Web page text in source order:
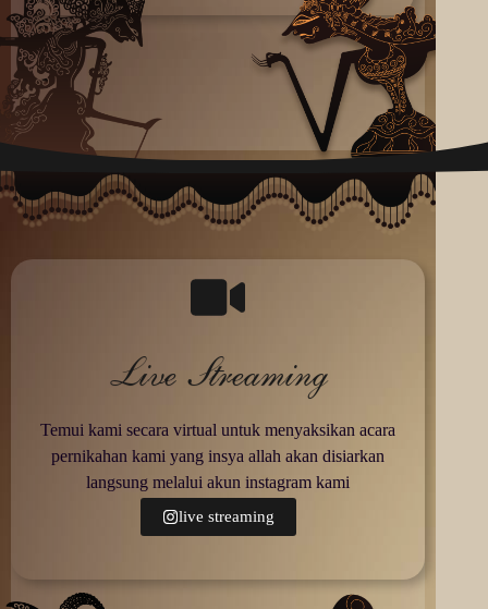
Live Streaming
Temui kami secara virtual untuk menyaksikan acara
pernikahan kami yang insya allah akan disiarkan
langsung melalui akun instagram kami
live streaming